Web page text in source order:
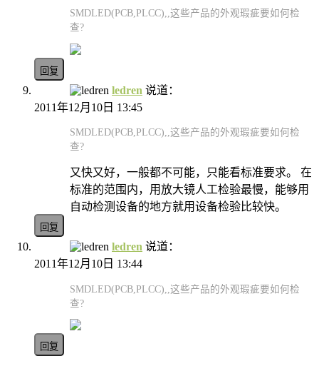
SMDLED(PCB,PLCC),,这些产品的外观瑕疵要如何检
查?
回复
ledren 说道：
2011年12月10日 13:45
SMDLED(PCB,PLCC),,这些产品的外观瑕疵要如何检
查?
又快又好，一般都不可能，只能看标准要求。 在
标准的范围内，用放大镜人工检验最慢，能够用
自动检测设备的地方就用设备检验比较快。
回复
ledren 说道：
2011年12月10日 13:44
SMDLED(PCB,PLCC),,这些产品的外观瑕疵要如何检
查?
回复